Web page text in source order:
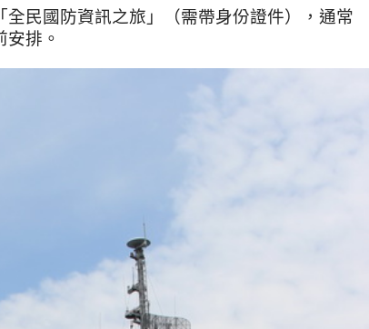
全民國防資訊之旅」（需帶身份證件），通常
排。